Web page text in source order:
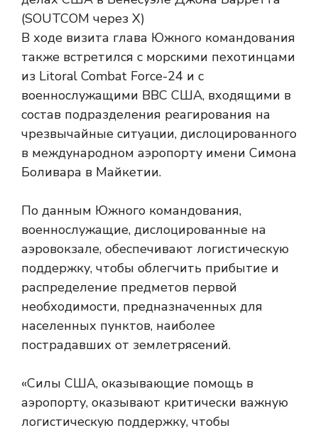
В ходе визита глава Южного командования
также встретился с морскими пехотинцами
из Litoral Combat Force-24 и с
военнослужащими ВВС США, входящими в
состав подразделения реагирования на
чрезвычайные ситуации, дислоцированного
в международном аэропорту имени Симона
Боливара в Майкетии.
По данным Южного командования,
военнослужащие, дислоцированные на
аэровокзале, обеспечивают логистическую
поддержку, чтобы облегчить прибытие и
распределение предметов первой
необходимости, предназначенных для
населенных пунктов, наиболее
пострадавших от землетрясений.
«Силы США, оказывающие помощь в
аэропорту, оказывают критически важную
логистическую поддержку, чтобы